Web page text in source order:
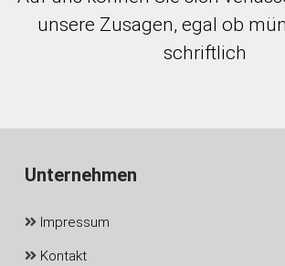
unsere Zusagen, egal ob
schriftlich
Unternehmen
Impressum
Kontakt